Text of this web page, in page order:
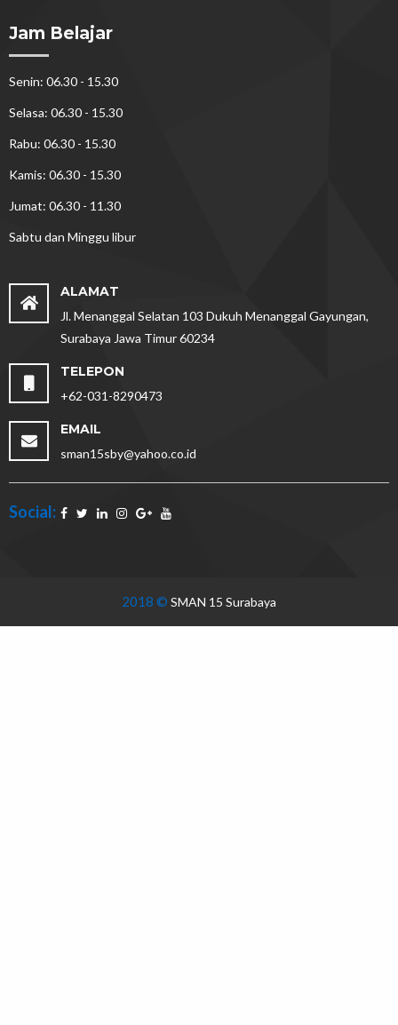
Jam Belajar
Senin: 06.30 - 15.30
Selasa: 06.30 - 15.30
Rabu: 06.30 - 15.30
Kamis: 06.30 - 15.30
Jumat: 06.30 - 11.30
Sabtu dan Minggu libur
ALAMAT
Jl. Menanggal Selatan 103 Dukuh Menanggal Gayungan,
Surabaya Jawa Timur 60234
TELEPON
+62-031-8290473
EMAIL
sman15sby@yahoo.co.id
Social:
2018 © SMAN 15 Surabaya